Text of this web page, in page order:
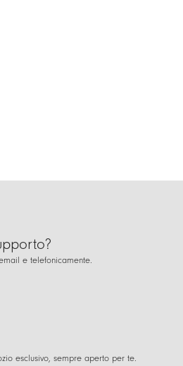
e telefonicamente.
esclusivo, sempre aperto per te.